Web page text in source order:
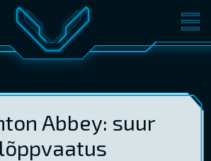
PILETID
V-KLUBI
KINKEKAARDID
Abbey: suur
lõppvaatus